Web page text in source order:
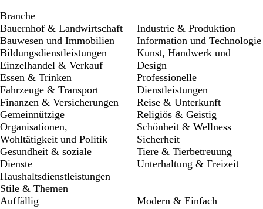
Branche
Bauernhof & Landwirtschaft
Bauwesen und Immobilien
Bildungsdienstleistungen
Einzelhandel & Verkauf
Essen & Trinken
Fahrzeuge & Transport
Finanzen & Versicherungen
Gemeinnützige
Organisationen,
Wohltätigkeit und Politik
Gesundheit & soziale
Dienste
Haushaltsdienstleistungen
Industrie & Produktion
Information und Technologie
Kunst, Handwerk und
Design
Professionelle
Dienstleistungen
Reise & Unterkunft
Religiös & Geistig
Schönheit & Wellness
Sicherheit
Tiere & Tierbetreuung
Unterhaltung & Freizeit
Stile & Themen
Auffällig
Modern & Einfach